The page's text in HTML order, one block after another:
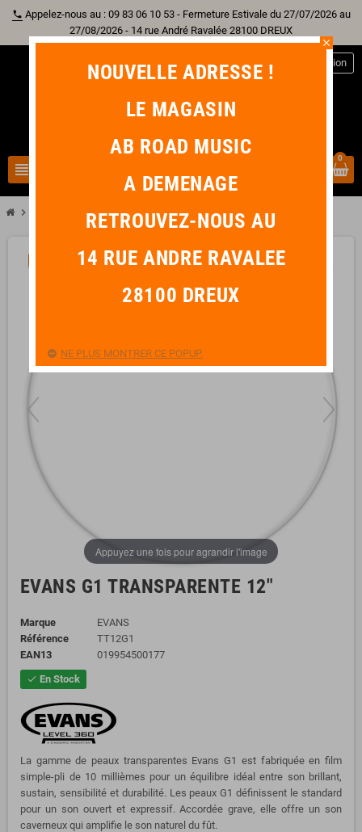
phone Appelez-nous au : 09 83 06 10 53 - Fermeture Estivale du 27/07/2026 au
27/08/2026 - 14 rue André Ravalée 28100 DREUX
view_headline
Connexion
0
chevron_right Peauchevron_right 12"chevron_right EVANS G1 TRANSPARENTE 12"
Appuyez une fois pour agrandir l'image
EVANS G1 TRANSPARENTE 12"
Marque
EVANS
Référence
TT12G1
EAN13
019954500177
check En Stock
La gamme de peaux transparentes Evans G1 est fabriquée en film
simple-pli de 10 millièmes pour un équilibre idéal entre son brillant,
sustain, sensibilité et durabilité. Les peaux G1 définissent le standard
pour un son ouvert et expressif. Accordée grave, elle offre un son
caverneux qui amplifie le son naturel du fût.
close
NOUVELLE ADRESSE !
LE MAGASIN
AB ROAD MUSIC
A DEMENAGE
RETROUVEZ-NOUS AU
14 RUE ANDRE RAVALEE
28100 DREUX
NE PLUS MONTRER CE POPUP.